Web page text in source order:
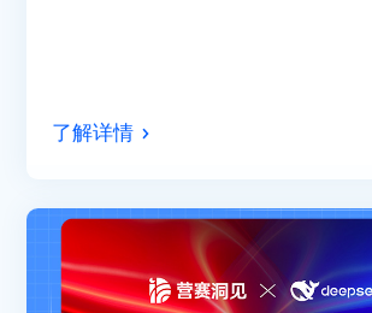
了解详情